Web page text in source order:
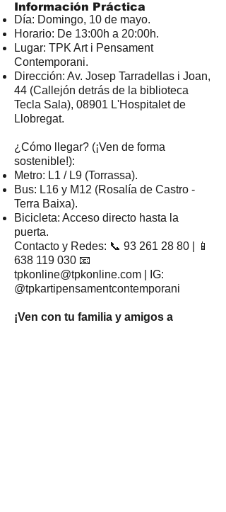
Información Práctica
Día: Domingo, 10 de mayo.
Horario: De 13:00h a 20:00h.
Lugar: TPK Art i Pensament
Contemporani.
Dirección: Av. Josep Tarradellas i Joan,
44 (Callejón detrás de la biblioteca
Tecla Sala), 08901 L'Hospitalet de
Llobregat.
¿Cómo llegar? (¡Ven de forma
sostenible!):
Metro: L1 / L9 (Torrassa).
Bus: L16 y M12 (Rosalía de Castro -
Terra Baixa).
Bicicleta: Acceso directo hasta la
puerta.
Contacto y Redes: 📞 93 261 28 80 | 📱
638 119 030 📧
tpkonline@tpkonline.com | IG:
@tpkartipensamentcontemporani
¡Ven con tu familia y amigos a